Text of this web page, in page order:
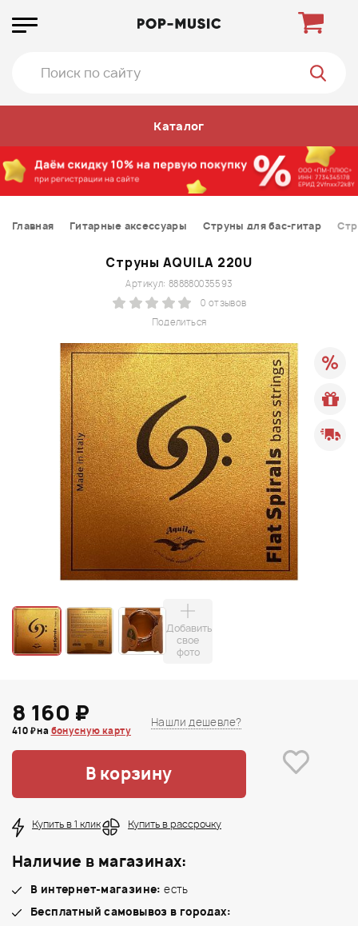
Каталог
Главная Гитарные аксессуары Струны для бас-гитар
Струны AQUILA 220U
Поделиться
Артикул: 888880035593
0 отзывов
Добавить
свое
фото
8 160 ₽
410 ₽ на бонусную карту
Нашли дешевле?
В корзину
Купить в 1 клик Купить в рассрочку
Наличие в магазинах:
В интернет-магазине: есть
Бесплатный самовывоз в городах: